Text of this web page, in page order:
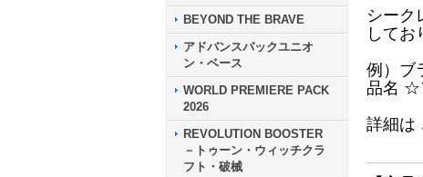
BEYOND THE BRAVE
アドバンスパックユニオ
ン・ベース
WORLD PREMIERE PACK
2026
REVOLUTION BOOSTER
－トゥーン・ウィッチクラ
フト・破械
シーク
してお
例）ブ
品名 ☆
詳細は